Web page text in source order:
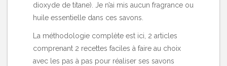
dioxyde de titane). Je n’ai mis aucun fragrance ou
huile essentielle dans ces savons.
La méthodologie complète est ici, 2 articles
comprenant 2 recettes faciles à faire au choix
avec les pas à pas pour réaliser ses savons